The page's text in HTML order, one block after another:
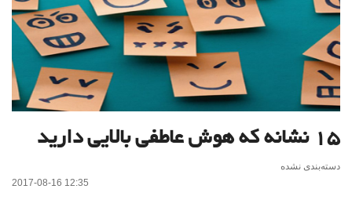
۱۵ نشانه که هوش عاطفی بالایی دارید
دسته‌بندی نشده
2017-08-16 12:35